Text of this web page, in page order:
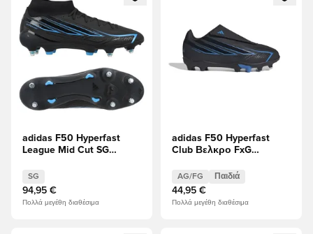
adidas F50 Hyperfast
League Mid Cut SG
SG
94,95 €
Πολλά μεγέθη διαθέσιμα
adidas F50 Hyperfast
Club Βελκρο FxG
AG/FG Παιδιά
44,95 €
Πολλά μεγέθη διαθέσιμα